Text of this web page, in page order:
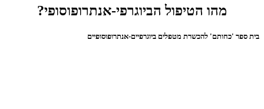
מהו הטיפול הביוגרפי-אנתרופוסופי?
בית ספר 'כחותם' להכשרת מטפלים ביוגרפיים-אנתרופוסופיים